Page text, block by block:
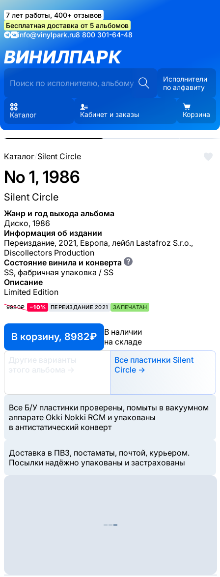
7 лет работы, 400+ отзывов
Бесплатная доставка от 5 альбомов
info@vinylpark.ru8 800 301-64-48
ВИНИЛПАРК
Исполнители
по алфавиту
Каталог Кабинет и заказы Корзина
Каталог/Silent Circle
No 1, 1986
Silent Circle
Жанр и год выхода альбома
Диско, 1986
Информация об издании
Переиздание, 2021, Европа, лейбл Lastafroz S.r.o.,
Discollectors Production
Состояние винила и конверта ?
SS, фабричная упаковка / SS
Описание
Limited Edition
9980₽ −10% ПЕРЕИЗДАНИЕ 2021 ЗАПЕЧАТАН
В корзину, 8982 ₽
В наличии
на складе
Другие варианты
этого альбома
→
Все пластинки Silent
Circle →
Все Б/У пластинки проверены, помыты в вакуумном
аппарате Okki Nokki RCM и упакованы
в антистатический конверт
Доставка в ПВЗ, постаматы, почтой, курьером.
Посылки надёжно упакованы и застрахованы
Реальные фото пластинки.
Нажмите, чтобы увеличить